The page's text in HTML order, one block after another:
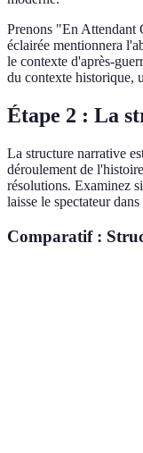
Prenons "En Attendant
éclairée mentionnera
le contexte d'après-
du contexte historique,
Étape 2 : La
La structure narrative
déroulement de
résolutions. Examinez
laisse le spectateur
Comparatif :